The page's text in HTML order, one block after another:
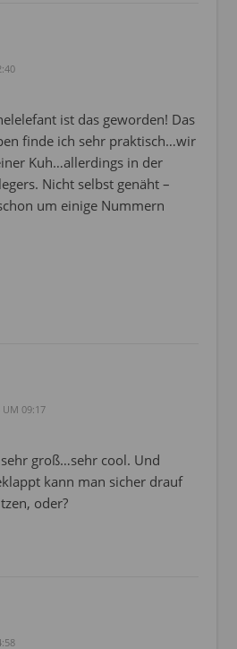
ist das geworden! Das
finde ich sehr praktisch…wir
Kuh…allerdings in der
Nicht selbst genäht –
um einige Nummern
UM 09:17
groß…sehr cool. Und
kann man sicher drauf
oder?